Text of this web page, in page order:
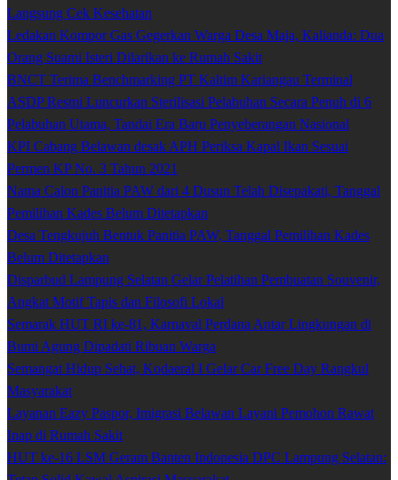
Langsung Cek Kesehatan
Ledakan Kompor Gas Gegerkan Warga Desa Maja, Kalianda: Dua
Orang Suami Isteri Dilarikan ke Rumah Sakit
BNCT Terima Benchmarking PT Kaltim Kariangau Terminal
ASDP Resmi Luncurkan Sterilisasi Pelabuhan Secara Penuh di 6
Pelabuhan Utama, Tandai Era Baru Penyeberangan Nasional
KPI Cabang Belawan desak APH Periksa Kapal Ikan Sesuai
Permen KP No. 3 Tahun 2021
Nama Calon Panitia PAW dari 4 Dusun Telah Disepakati, Tanggal
Pemilihan Kades Belum Ditetapkan
Desa Tengkujuh Bentuk Panitia PAW, Tanggal Pemilihan Kades
Belum Ditetapkan
Disparbud Lampung Selatan Gelar Pelatihan Pembuatan Souvenir,
Angkat Motif Tapis dan Filosofi Lokal
Semarak HUT RI ke-81, Karnaval Perdana Antar Lingkungan di
Bumi Agung Dipadati Ribuan Warga
Semangat Hidup Sehat, Kodaeral I Gelar Car Free Day Rangkul
Masyarakat
Layanan Eazy Paspor, Imigrasi Belawan Layani Pemohon Rawat
Inap di Rumah Sakit
HUT ke-16 LSM Geram Banten Indonesia DPC Lampung Selatan: